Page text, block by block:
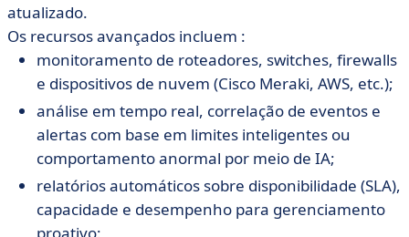
atualizado.
Os recursos avançados incluem :
monitoramento de roteadores, switches, firewalls
e dispositivos de nuvem (Cisco Meraki, AWS, etc.);
análise em tempo real, correlação de eventos e
alertas com base em limites inteligentes ou
comportamento anormal por meio de IA;
relatórios automáticos sobre disponibilidade (SLA),
capacidade e desempenho para gerenciamento